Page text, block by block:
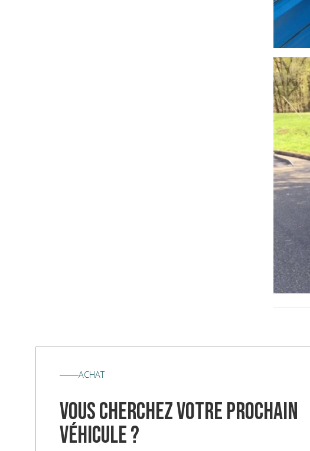
ACHAT
vous cherchez votre prochain
véhicule ?